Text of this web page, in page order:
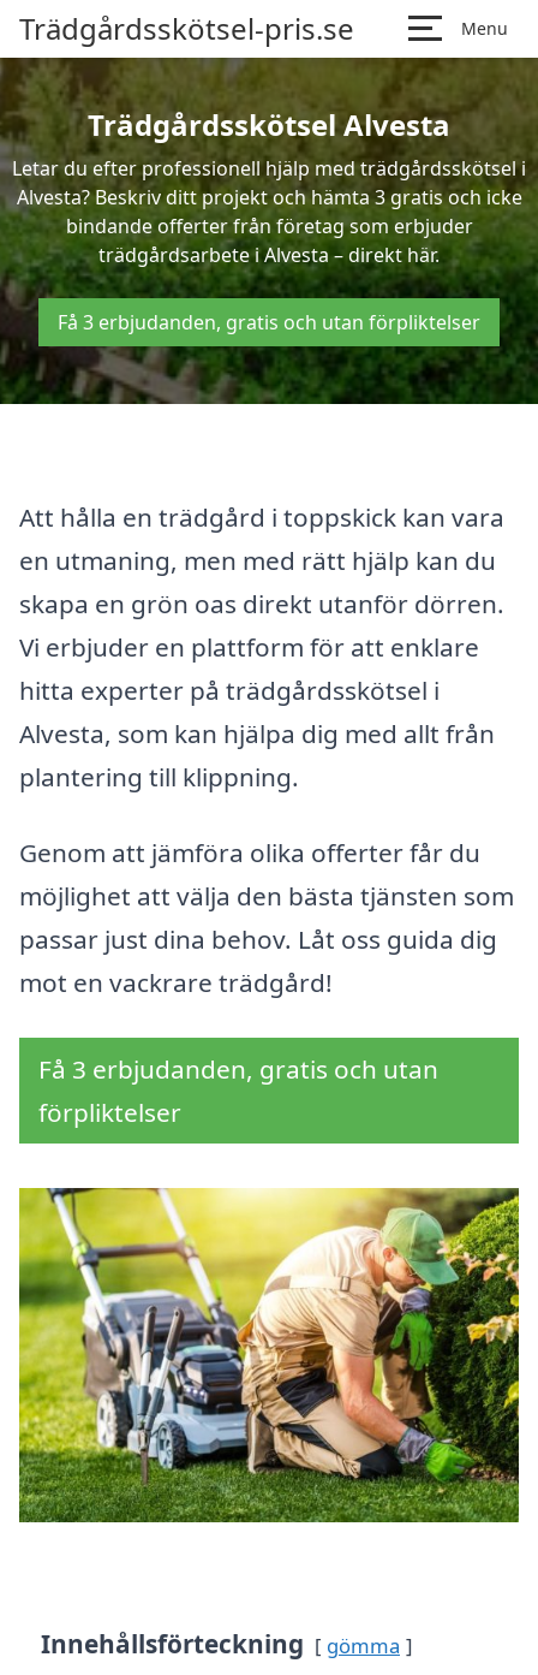
Trädgårdsskötsel-pris.se Menu
Trädgårdsskötsel Alvesta
Letar du efter professionell hjälp med trädgårdsskötsel i
Alvesta? Beskriv ditt projekt och hämta 3 gratis och icke
bindande offerter från företag som erbjuder
trädgårdsarbete i Alvesta – direkt här.
Få 3 erbjudanden, gratis och utan förpliktelser
Att hålla en trädgård i toppskick kan vara
en utmaning, men med rätt hjälp kan du
skapa en grön oas direkt utanför dörren.
Vi erbjuder en plattform för att enklare
hitta experter på trädgårdsskötsel i
Alvesta, som kan hjälpa dig med allt från
plantering till klippning.
Genom att jämföra olika offerter får du
möjlighet att välja den bästa tjänsten som
passar just dina behov. Låt oss guida dig
mot en vackrare trädgård!
Få 3 erbjudanden, gratis och utan
förpliktelser
Innehållsförteckning gömma